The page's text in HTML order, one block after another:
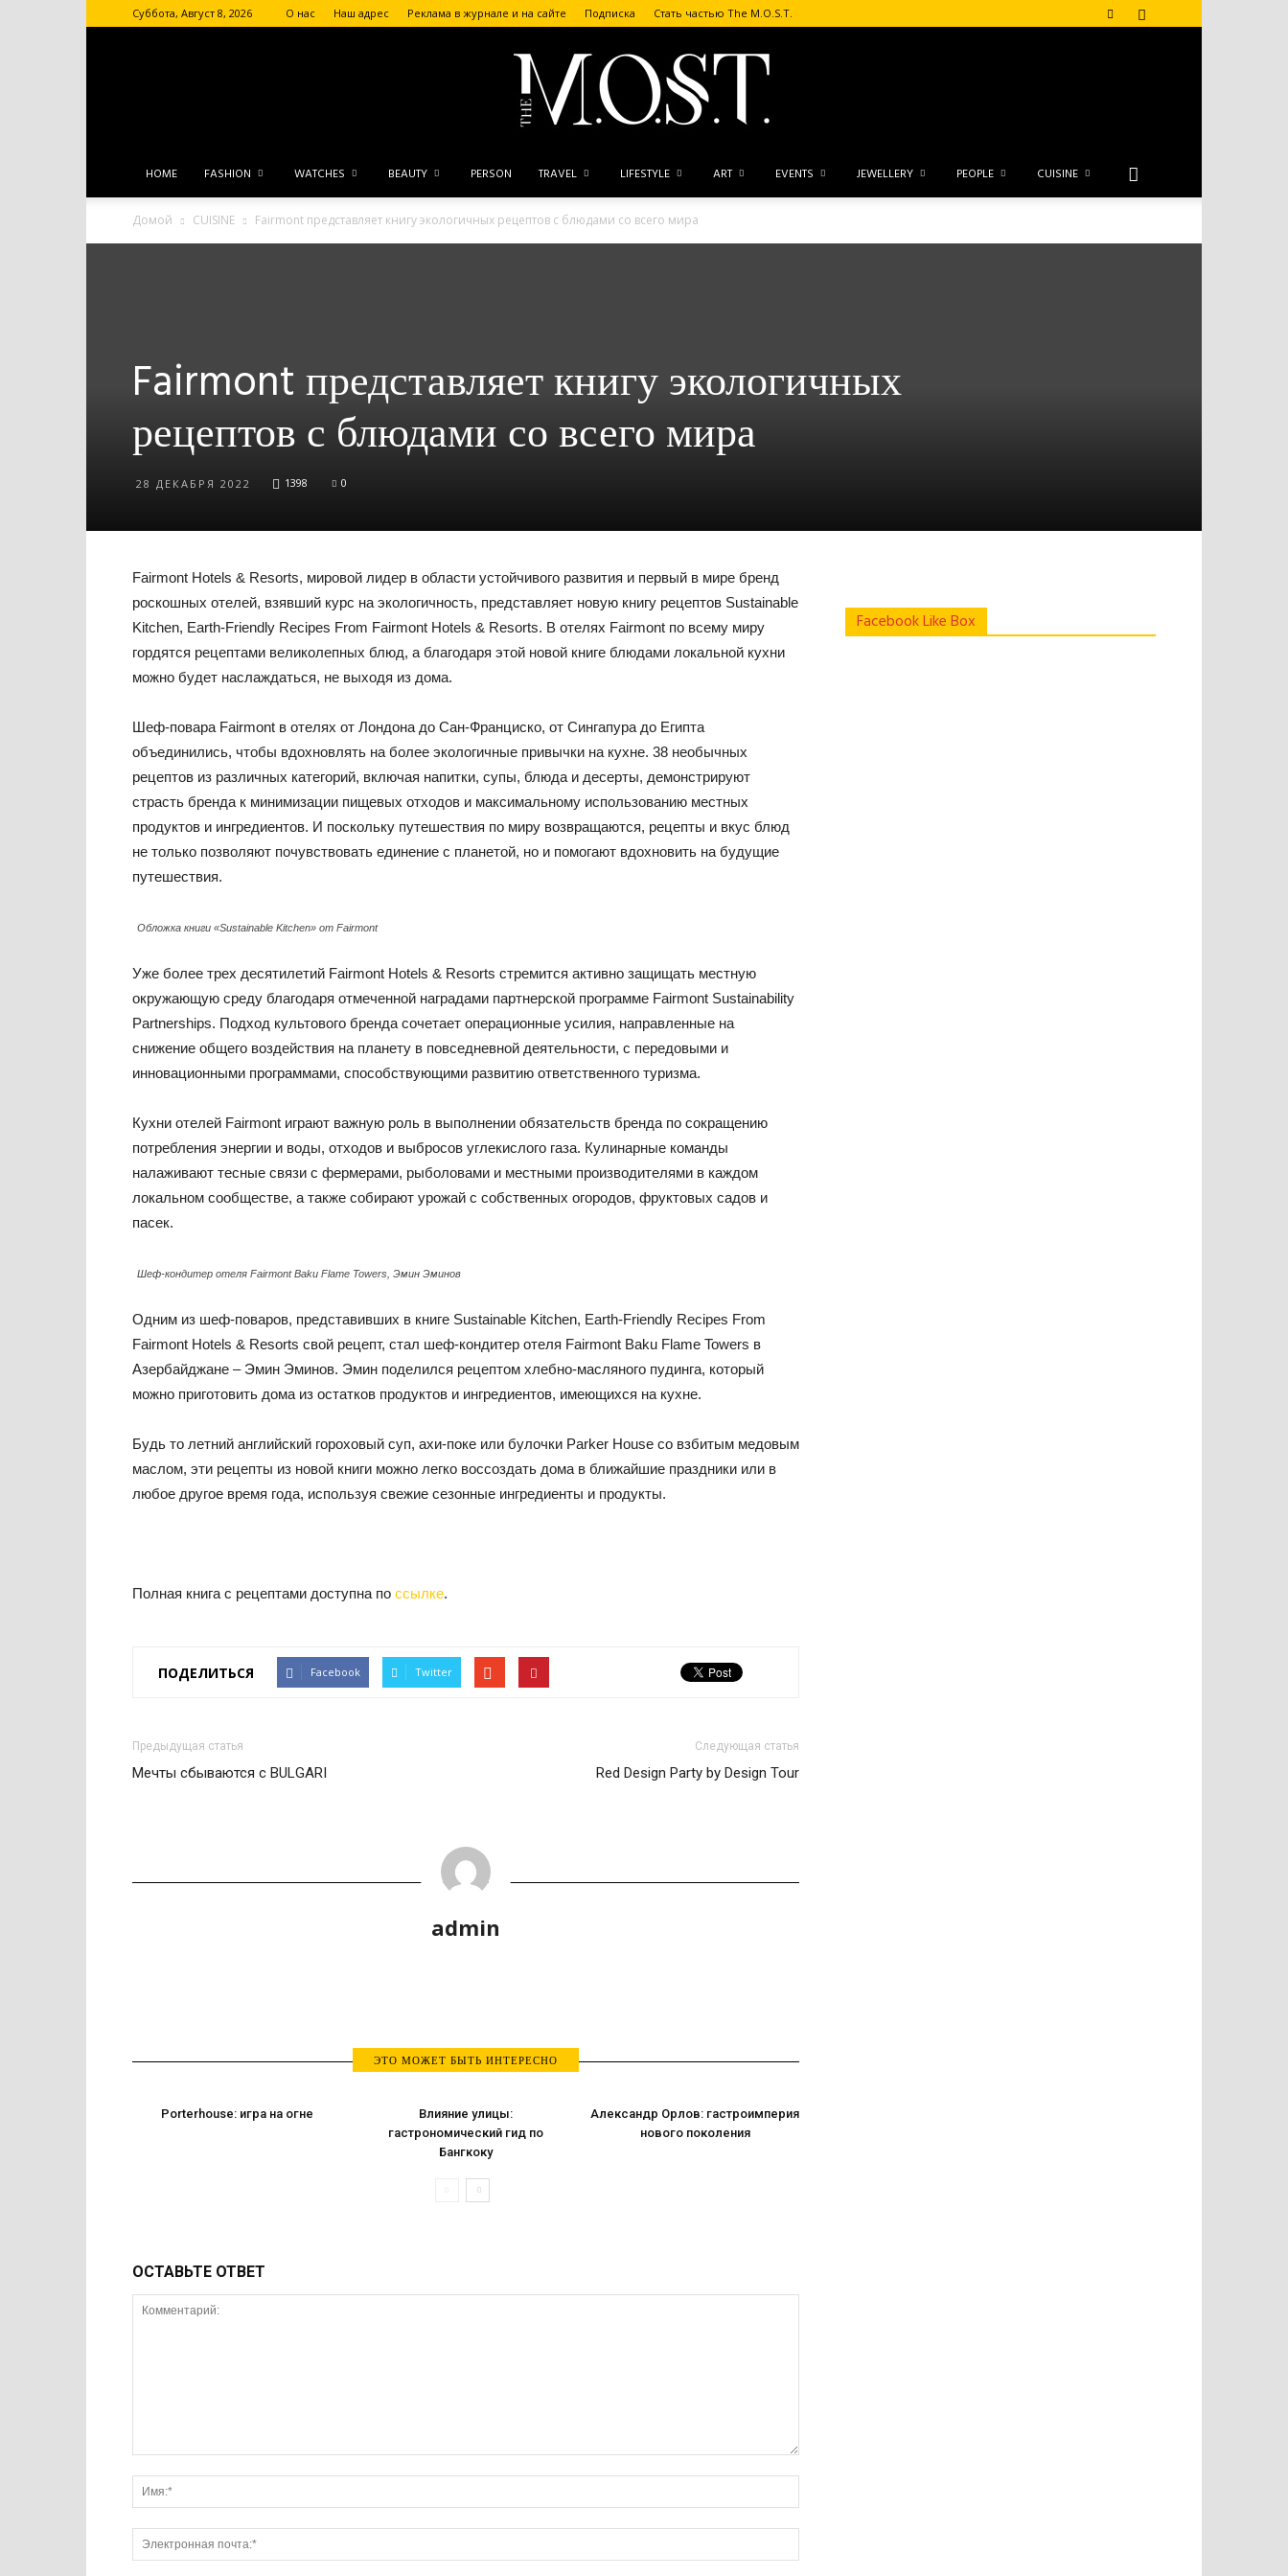
Суббота, Август 8, 2026 О нас Наш адрес Реклама в журнале и на сайте Подписка Стать частью The M.O.S.T.
The
HOME FASHION WATCHES BEAUTY PERSON TRAVEL LIFESTYLE ART EVENTS JEWELLERY PEOPLE CUISINE
Домой CUISINE Fairmont представляет книгу экологичных рецептов с блюдами со всего мира
Fairmont представляет книгу экологичных
рецептов с блюдами со всего мира
28 ДЕКАБРЯ 2022 1398 0
Fairmont Hotels & Resorts, мировой лидер в области устойчивого развития и первый в мире бренд
роскошных отелей, взявший курс на экологичность, представляет новую книгу рецептов Sustainable
Kitchen, Earth-Friendly Recipes From Fairmont Hotels & Resorts. В отелях Fairmont по всему миру
гордятся рецептами великолепных блюд, а благодаря этой новой книге блюдами локальной кухни
можно будет наслаждаться, не выходя из дома.
Шеф-повара Fairmont в отелях от Лондона до Сан-Франциско, от Сингапура до Египта
объединились, чтобы вдохновлять на более экологичные привычки на кухне. 38 необычных
рецептов из различных категорий, включая напитки, супы, блюда и десерты, демонстрируют
страсть бренда к минимизации пищевых отходов и максимальному использованию местных
продуктов и ингредиентов. И поскольку путешествия по миру возвращаются, рецепты и вкус блюд
не только позволяют почувствовать единение с планетой, но и помогают вдохновить на будущие
путешествия.
Обложка книги «Sustainable Kitchen» от Fairmont
Уже более трех десятилетий Fairmont Hotels & Resorts стремится активно защищать местную
окружающую среду благодаря отмеченной наградами партнерской программе Fairmont Sustainability
Partnerships. Подход культового бренда сочетает операционные усилия, направленные на
снижение общего воздействия на планету в повседневной деятельности, с передовыми и
инновационными программами, способствующими развитию ответственного туризма.
Кухни отелей Fairmont играют важную роль в выполнении обязательств бренда по сокращению
потребления энергии и воды, отходов и выбросов углекислого газа. Кулинарные команды
налаживают тесные связи с фермерами, рыболовами и местными производителями в каждом
локальном сообществе, а также собирают урожай с собственных огородов, фруктовых садов и
пасек.
Шеф-кондитер отеля Fairmont Baku Flame Towers, Эмин Эминов
Одним из шеф-поваров, представивших в книге Sustainable Kitchen, Earth-Friendly Recipes From
Fairmont Hotels & Resorts свой рецепт, стал шеф-кондитер отеля Fairmont Baku Flame Towers в
Азербайджане – Эмин Эминов. Эмин поделился рецептом хлебно-масляного пудинга, который
можно приготовить дома из остатков продуктов и ингредиентов, имеющихся на кухне.
Будь то летний английский гороховый суп, ахи-поке или булочки Parker House со взбитым медовым
маслом, эти рецепты из новой книги можно легко воссоздать дома в ближайшие праздники или в
любое другое время года, используя свежие сезонные ингредиенты и продукты.
Полная книга с рецептами доступна по ссылке.
ПОДЕЛИТЬСЯ Facebook Twitter
Предыдущая статья
Мечты сбываются с BULGARI
Следующая статья
Red Design Party by Design Tour
admin
ЭТО МОЖЕТ БЫТЬ ИНТЕРЕСНО
Porterhouse: игра на огне
Влияние улицы:
гастрономический гид по
Бангкоку
Александр Орлов: гастроимперия
нового поколения
ОСТАВЬТЕ ОТВЕТ
Facebook Like Box